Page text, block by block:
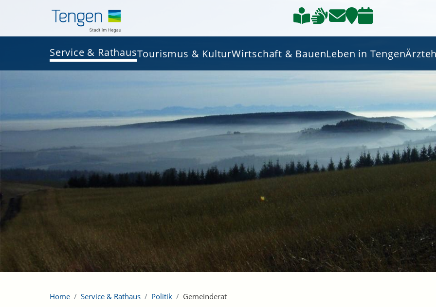
Service & RathausTourismus & KulturWirtschaft & BauenLeben in Tengen
Home Service & Rathaus Politik Gemeinderat